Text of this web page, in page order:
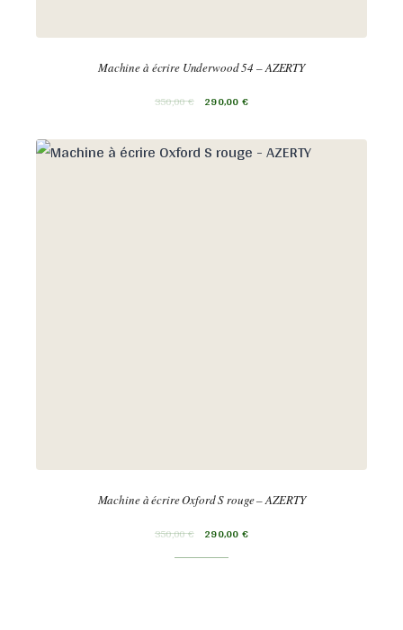
Machine à écrire Underwood 54 – AZERTY
350,00€ 290,00€
Machine à écrire Oxford S rouge – AZERTY
350,00€ 290,00€